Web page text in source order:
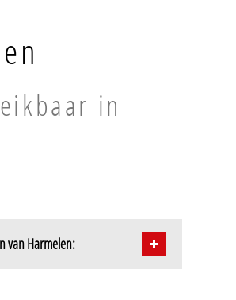
in
van Harmelen: